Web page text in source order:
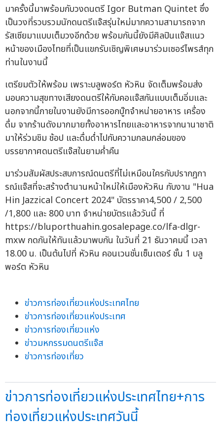
มาครั้งนี้มาพร้อมกับวงดนตรี Igor Butman Quintet ซึ่ง
เป็นวงที่รวบรวมนักดนตรีแจ๊สรุ่นใหม่มากความสามารถจาก
รัสเซียมาแบบเต็มวงอีกด้วย พร้อมกันนี้ยังมีศิลปินแจ๊สแนว
หน้าของเมืองไทยที่เป็นแขกรับเชิญพิเศษมาร่วมเซอร์ไพรส์ทุก
ท่านในงานนี้
เตรียมตัวให้พร้อม เพราะบลูพอร์ต หัวหิน จัดเต็มพร้อมส่ง
มอบความสุขทางเสียงดนตรีให้กับคอแจ๊สกันแบบเต็มอิ่มและ
นอกจากนี้ภายในงานยังมีการออกบู๊ทจำหน่ายอาหาร เครื่อง
ดื่ม จากร้านดังมากมายทั้งอาหารไทยและอาหารจากนานาชาติ
มาให้ร่วมชิม ช้อป และดื่มด่ำไปกับความกลมกล่อมของ
บรรยากาศดนตรีแจ๊สในยามค่ำคืน
มาร่วมสัมผัสประสบการณ์ดนตรีที่ไม่เหมือนใครกับปรากฏกา
รณ์แจ๊สที่จะสร้างตำนานหน้าใหม่ให้เมืองหัวหิน กับงาน "Hua
Hin Jazzical Concert 2024" บัตรราคา4,500 / 2,500
/1,800 และ 800 บาท จำหน่ายบัตรแล้ววันนี้ ที่
https://bluporthuahin.gosalepage.co/lfa-dlgr-
mxw กดกันให้ทันแล้วมาพบกัน ในวันที่ 21 ธันวาคมนี้ เวลา
18.00 น. เป็นต้นไปที่ หัวหิน คอนเวนชั่นเซ็นเตอร์ ชั้น 1 บลู
พอร์ต หัวหิน
ข่าวการท่องเที่ยวแห่งประเทศไทย
ข่าวการท่องเที่ยวแห่งประเทศ
ข่าวการท่องเที่ยวแห่ง
ข่าวมหกรรมดนตรีแจ๊ส
ข่าวการท่องเที่ยว
ข่าวการท่องเที่ยวแห่งประเทศไทย+การ
ท่องเที่ยวแห่งประเทศวันนี้